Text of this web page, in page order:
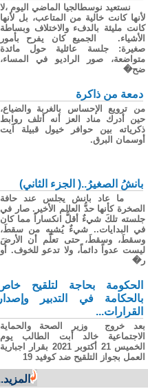
نستعيد نوسطالجيا الماضي اليوم ،لا
لأنها كانت خالية من المتاعب، بل لأنها
كانت مليئة بالدفء والاختلاف وبساطة
الأشياء. الجميع كان يفرح بأمور
صغيرة: جلسة عائلية حول مائدة
متواضعة، صور الراديو في المساء،
ضح�
دمعة من ذاكرة
من ترويع الإحساس بالغربة والضياع،
حين أدرك مناد العز أنه أتلف روابط
ذكرياته بين حوافر خيول قبيلة آيت
أوسمان البرق.
بانشُ الصغيرُ..( الجزء الثاني)
ما عاد بانش يجلس عند حافة
الصخرة كأنها حدُّ العالم الأخير. صار في
جلسته تلكَ شيءٌ أقلُّ انكساراً مما كان
في البدايات.. شيءٌ يُشبِه من سقطَ،
وسقطَ، وسقطَ، حتى تعلّم أن الأرضَ
ليست عدواً دائماً، ولا تدعو للخوف. أو
ر�
الحكومة بحاجة لتلقيح خاص
بالحكامة في التدبير وإصدار
القرارات...
بعد خروج وزير الصحة والحماية
الاجتماعية خالد أبت الطالب يوم
الخميس 21 أكتوبر 2021 بقرار اجبارية
العمل بجواز التلقيح ضد كوفيد 19
المزيد...